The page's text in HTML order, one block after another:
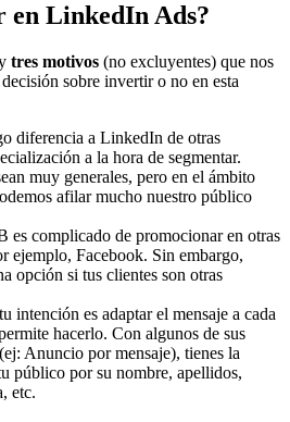
en LinkedIn Ads?
tres motivos (no excluyentes) que nos
sobre invertir o no en esta
diferencia a LinkedIn de otras
a la hora de segmentar.
muy generales, pero en el ámbito
afilar mucho nuestro público
es complicado de promocionar en otras
ejemplo, Facebook. Sin embargo,
opción si tus clientes son otras
intención es adaptar el mensaje a cada
hacerlo. Con algunos de sus
Anuncio por mensaje), tienes la
público por su nombre, apellidos,
etc.